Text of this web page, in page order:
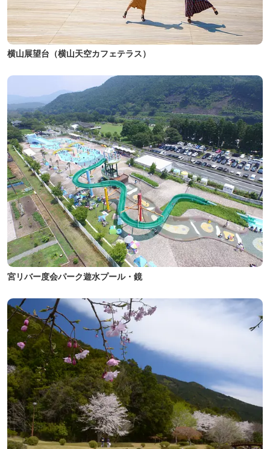
横山展望台（横山天空カフェテラス）
宮リバー度会パーク遊水プール・鏡